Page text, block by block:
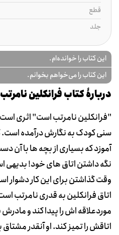
قطع
جلد
این کتاب را خوانده‌ام.
این کتاب را می‌خواهم بخوانم.
دربارۀ کتاب ف‍ران‍ک‍ل‍ی‍ن‌
"فرانکلین نامرتب است" اثری است
سنی کودک به نگارش درآمده
آموزد که بسیاری از بچه ها با آن
نگه داشتن اتاق های خود! بدیهی
وقت گذاشتن برای این کار دشوار
اتاق فرانکلین به قدری نامرتب
موردعلاقه اش را پیدا کند و
اتاقش را تمیز کند. او آنقدر